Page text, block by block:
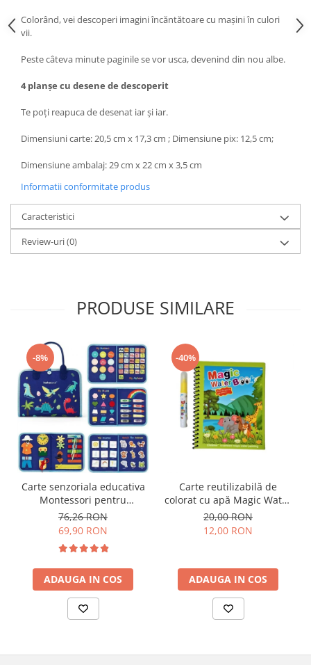
Colorând, vei descoperi imagini încăntătoare cu mașini în culori
vii.
Peste câteva minute paginile se vor usca, devenind din nou albe.
4 planșe cu desene de descoperit
Te poți reapuca de desenat iar și iar.
Dimensiuni carte: 20,5 cm x 17,3 cm ; Dimensiune pix: 12,5 cm;
Dimensiune ambalaj: 29 cm x 22 cm x 3,5 cm
Informatii conformitate produs
Caracteristici
Review-uri(0)
PRODUSE SIMILARE
-8%
Carte senzoriala educativa
Montessori pentru
dezvoltarea abilitatilor
motorii model dinozauri
albastru 8 pagini
76,26 RON
69,90 RON
ADAUGA IN COS
-40%
Carte reutilizabilă de
colorat cu apă Magic Water
Book- animale
20,00 RON
12,00 RON
ADAUGA IN COS